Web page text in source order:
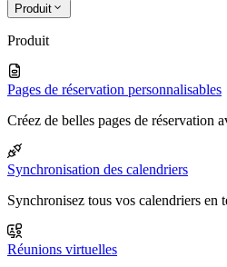
Produit
Produit
Pages de réservation personnalisables
Créez de belles pages de réservation
Synchronisation des calendriers
Synchronisez tous vos calendriers en
Réunions virtuelles